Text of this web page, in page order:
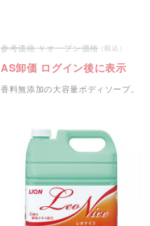
オープン価格
AS卸価 ログイン後に表示
香料無添加の大容量ボディソープ。